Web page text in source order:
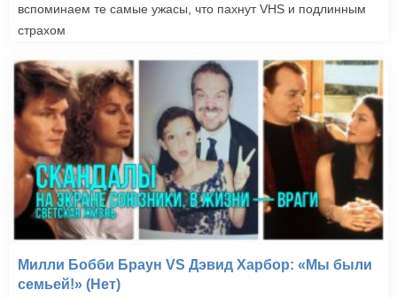
вспоминаем те самые ужасы, что пахнут VHS и подлинным
страхом
Милли Бобби Браун VS Дэвид Харбор: «Мы были
семьей!» (Нет)